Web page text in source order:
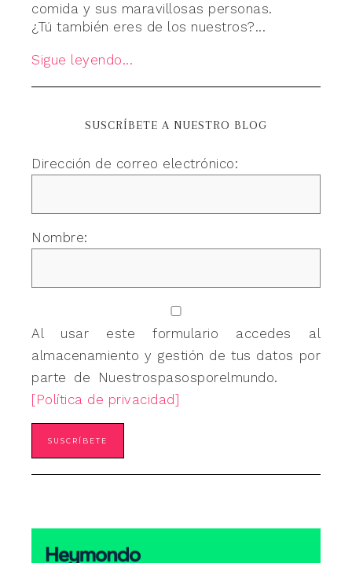
comida y sus maravillosas personas.
¿Tú también eres de los nuestros?...
Sigue leyendo...
SUSCRÍBETE A NUESTRO BLOG
Dirección de correo electrónico:
Nombre:
Al usar este formulario accedes al
almacenamiento y gestión de tus datos por
parte de Nuestrospasosporelmundo.
[Política de privacidad]